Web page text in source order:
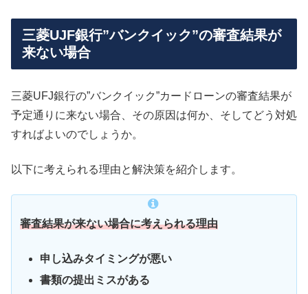
三菱UJF銀行”バンクイック”の審査結果が
来ない場合
三菱UFJ銀行の”バンクイック”カードローンの審査結果が
予定通りに来ない場合、その原因は何か、そしてどう対処
すればよいのでしょうか。
以下に考えられる理由と解決策を紹介します。
審査結果が来ない場合に考えられる理由
申し込みタイミングが悪い
書類の提出ミスがある